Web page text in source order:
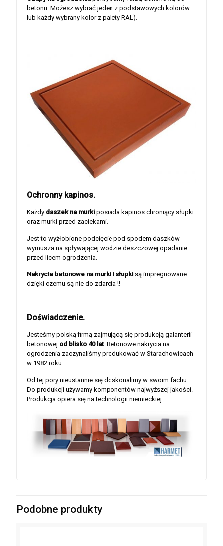
betonu. Możesz wybrać jeden z podstawowych kolorów
lub każdy wybrany kolor z palety RAL).
Ochronny kapinos.
Każdy daszek na murki posiada kapinos chroniący słupki
oraz murki przed zaciekami.
Jest to wyżłobione podcięcie pod spodem daszków
wymusza na spływającej wodzie deszczowej opadanie
przed licem ogrodzenia.
Nakrycia betonowe na murki i słupki są impregnowane
dzięki czemu są nie do zdarcia !!
Doświadczenie.
Jesteśmy polską firmą zajmującą się produkcją galanterii
betonowej od blisko 40 lat. Betonowe nakrycia na
ogrodzenia zaczynaliśmy produkować w Starachowicach
w 1982 roku.
Od tej pory nieustannie się doskonalimy w swoim fachu.
Do produkcji używamy komponentów najwyższej jakości.
Produkcja opiera się na technologii niemieckiej.
Podobne produkty